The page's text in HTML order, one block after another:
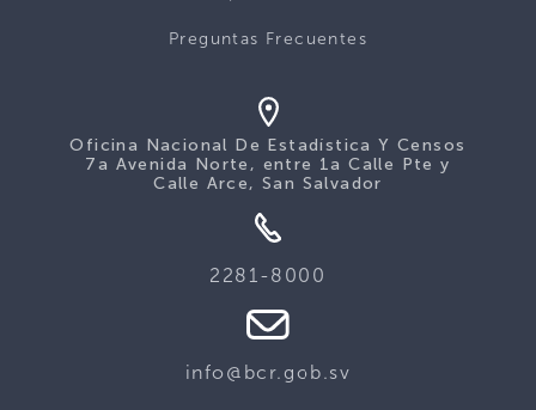
Preguntas Frecuentes
Oficina Nacional De Estadística Y Censos
7a Avenida Norte, entre 1a Calle Pte y
Calle Arce, San Salvador
2281-8000
info@bcr.gob.sv